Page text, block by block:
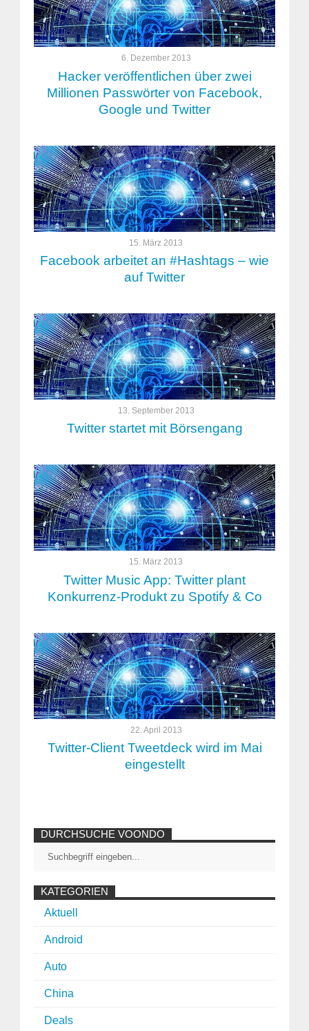
6. Dezember 2013
Hacker veröffentlichen über zwei
Millionen Passwörter von Facebook,
Google und Twitter
15. März 2013
Facebook arbeitet an #Hashtags – wie
auf Twitter
13. September 2013
Twitter startet mit Börsengang
15. März 2013
Twitter Music App: Twitter plant
Konkurrenz-Produkt zu Spotify & Co
22. April 2013
Twitter-Client Tweetdeck wird im Mai
eingestellt
DURCHSUCHE VOONDO
KATEGORIEN
Aktuell
Android
Auto
China
Deals